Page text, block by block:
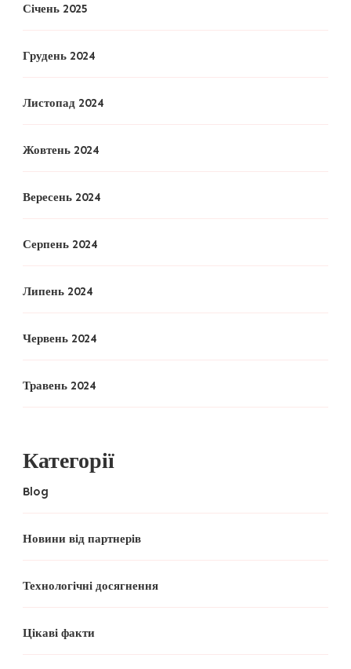
Січень 2025
Грудень 2024
Листопад 2024
Жовтень 2024
Вересень 2024
Серпень 2024
Липень 2024
Червень 2024
Травень 2024
Категорії
Blog
Новини від партнерів
Технологічні досягнення
Цікаві факти